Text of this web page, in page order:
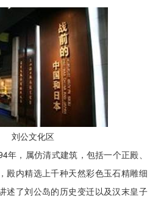
刘公文化区
年，属仿清式建筑，包括一个正殿、
殿内精选上千种天然彩色玉石精雕细
述了刘公岛的历史变迁以及汉末皇子